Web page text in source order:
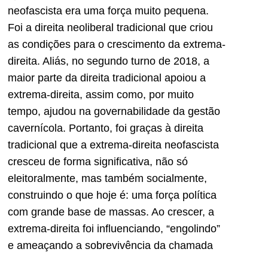
neofascista era uma força muito pequena.
Foi a direita neoliberal tradicional que criou
as condições para o crescimento da extrema-
direita. Aliás, no segundo turno de 2018, a
maior parte da direita tradicional apoiou a
extrema-direita, assim como, por muito
tempo, ajudou na governabilidade da gestão
cavernícola. Portanto, foi graças à direita
tradicional que a extrema-direita neofascista
cresceu de forma significativa, não só
eleitoralmente, mas também socialmente,
construindo o que hoje é: uma força política
com grande base de massas. Ao crescer, a
extrema-direita foi influenciando, “engolindo”
e ameaçando a sobrevivência da chamada